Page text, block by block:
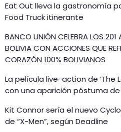
Eat Out lleva la gastronomía
Food Truck itinerante
BANCO UNIÓN CELEBRA LOS 201
BOLIVIA CON ACCIONES QUE
CORAZÓN 100% BOLIVIANOS
La película live-action de ‘The
con una aparición póstuma de
Kit Connor sería el nuevo
de “X-Men”, según Deadline